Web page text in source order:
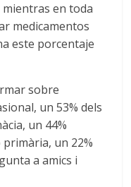
mientras en toda
medicamentos
este porcentaje
sobre
un 53% dels
un 44%
primària, un 22%
a amics i